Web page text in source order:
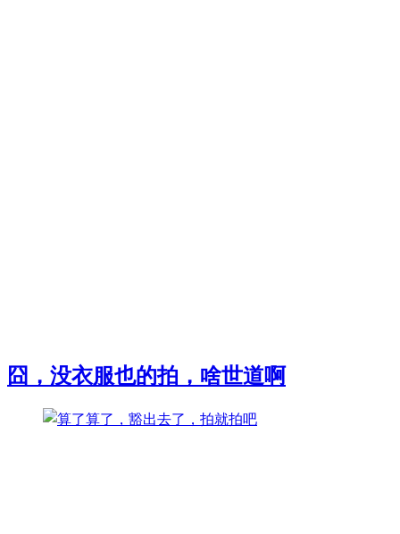
囧，没衣服也的拍，啥世道啊